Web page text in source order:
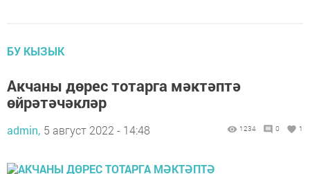
БУ КЫЗЫК
Акчаны дөрес тотарга мәктәптә
өйрәтәчәкләр
admin, 5 август 2022 - 14:48 1234 0 1